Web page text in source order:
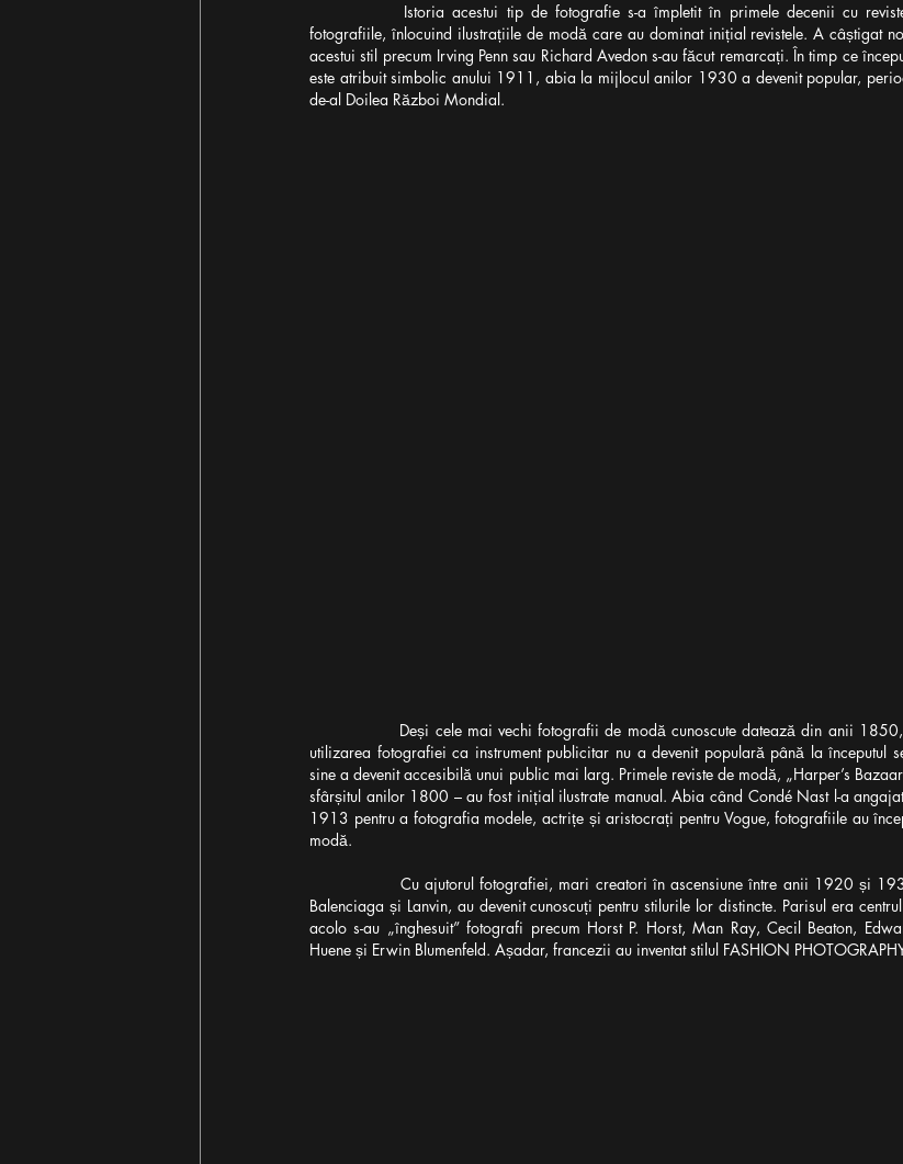
Istoria acestui tip de fotografie s-a împletit în primele decenii cu
fotografiile, înlocuind ilustrațiile de modă care au dominat inițial revistele. A câștigat
acestui stil precum Irving Penn sau Richard Avedon s-au făcut remarcați. În timp ce
este atribuit simbolic anului 1911, abia la mijlocul anilor 1930 a devenit popular,
de-al Doilea Război Mondial.
Deși cele mai vechi fotografii de modă cunoscute datează din anii
utilizarea fotografiei ca instrument publicitar nu a devenit populară până la începutul
sine a devenit accesibilă unui public mai larg. Primele reviste de modă, „Harper’s
sfârșitul anilor 1800 – au fost inițial ilustrate manual. Abia când Condé Nast l-a
1913 pentru a fotografia modele, actrițe și aristocrați pentru Vogue, fotografiile au
modă.
Cu ajutorul fotografiei, mari creatori în ascensiune între anii 1920 și
Balenciaga și Lanvin, au devenit cunoscuți pentru stilurile lor distincte. Parisul era
acolo s-au „înghesuit” fotografi precum Horst P. Horst, Man Ray, Cecil Beaton,
Huene și Erwin Blumenfeld. Așadar, francezii au inventat stilul FASHION